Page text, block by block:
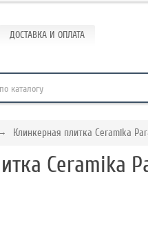
ДОСТАВКА И ОПЛАТА
Клинкерная плитка Ceramika
Ceramika